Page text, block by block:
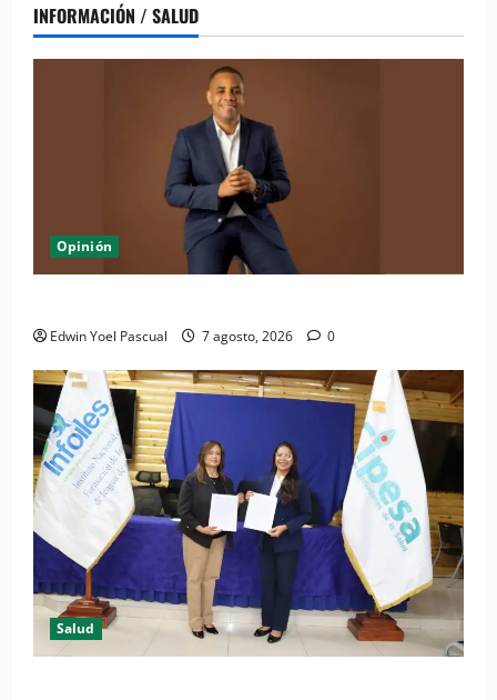
INFORMACIÓN / SALUD
Opinión
Edwin Yoel Pascual 7 agosto, 2026 0
Salud